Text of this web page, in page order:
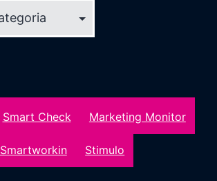
Smart Check Marketing Monitor
Smartworkin Stimulo